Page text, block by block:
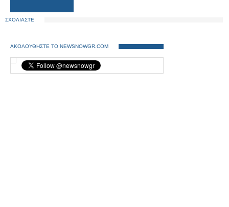
ΣΧΟΛΙΑΣΤΕ
ΑΚΟΛΟΥΘΗΣΤΕ ΤΟ NEWSNOWGR.COM